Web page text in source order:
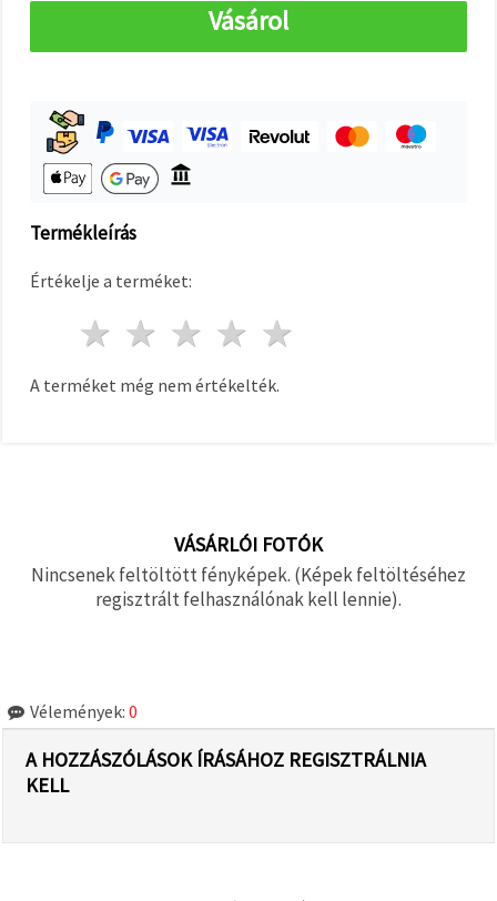
mindet
Vásárol
Termékleírás
Értékelje a terméket:
4 csillagok
3 csillagok
2 csillagok
1 csillag
A terméket még nem értékelték.
VÁSÁRLÓI FOTÓK
Nincsenek feltöltött fényképek. (Képek feltöltéséhez
regisztrált felhasználónak kell lennie).
Vélemények: 0
A HOZZÁSZÓLÁSOK ÍRÁSÁHOZ REGISZTRÁLNIA
KELL